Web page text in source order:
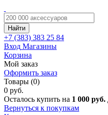
Найти
+7 (383) 383 25 84
Вход Магазины
Корзина
Мой заказ
Оформить заказ
Товары (0)
0 руб.
Осталось купить на 1 000
Вернуться к покупкам